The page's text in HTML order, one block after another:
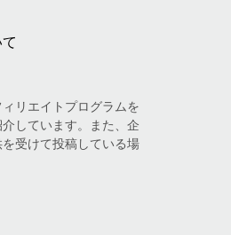
リエイトプログラムを
しています。また、企
受けて投稿している場